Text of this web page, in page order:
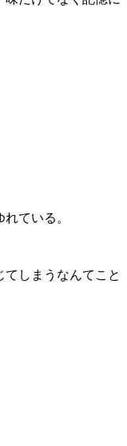
ている。
しまうなんてこと